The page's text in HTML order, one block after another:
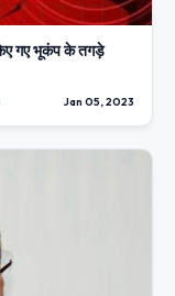
गए भूकंप के तगड़े
Jan 05, 2023